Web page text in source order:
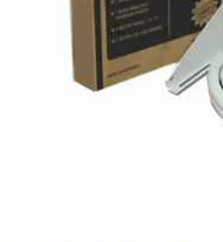
Spesifikasi
Standard Inverter